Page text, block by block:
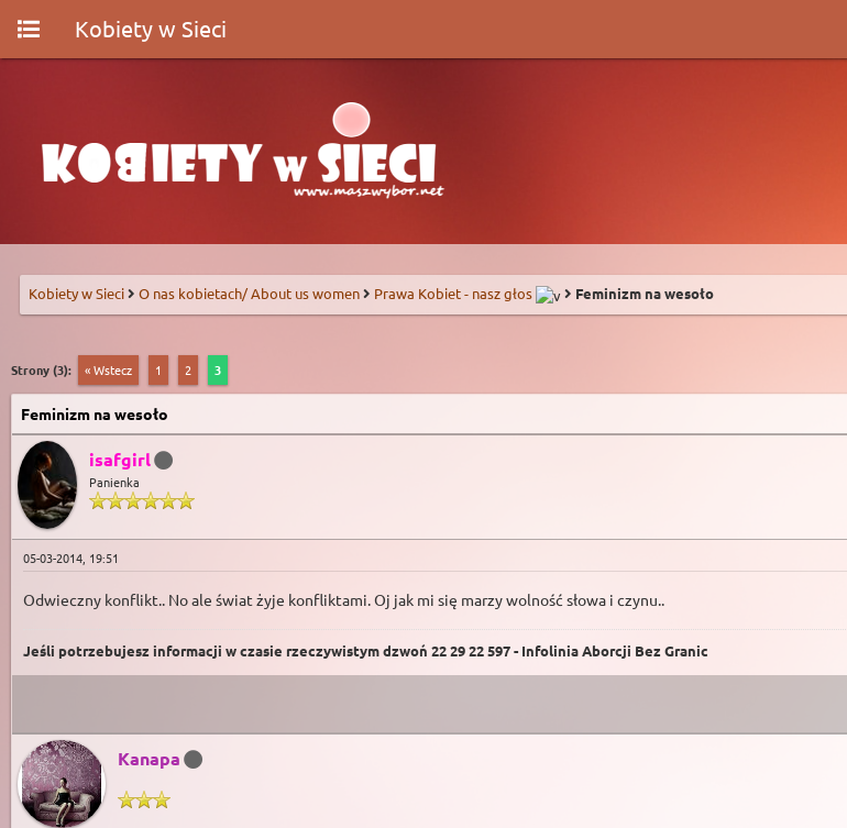
Kobiety w Sieci
Kobiety w Sieci O nas kobietach/ About us women Prawa Kobiet - nasz głos Feminizm na wesoło
Strony (3): « Wstecz 1 2 3
Feminizm na wesoło
isafgirl
Panienka
05-03-2014, 19:51
Odwieczny konflikt.. No ale świat żyje konfliktami. Oj jak mi się marzy wolność słowa i czynu..
Jeśli potrzebujesz informacji w czasie rzeczywistym dzwoń 22 29 22 597 - Infolinia Aborcji Bez Granic
Kanapa